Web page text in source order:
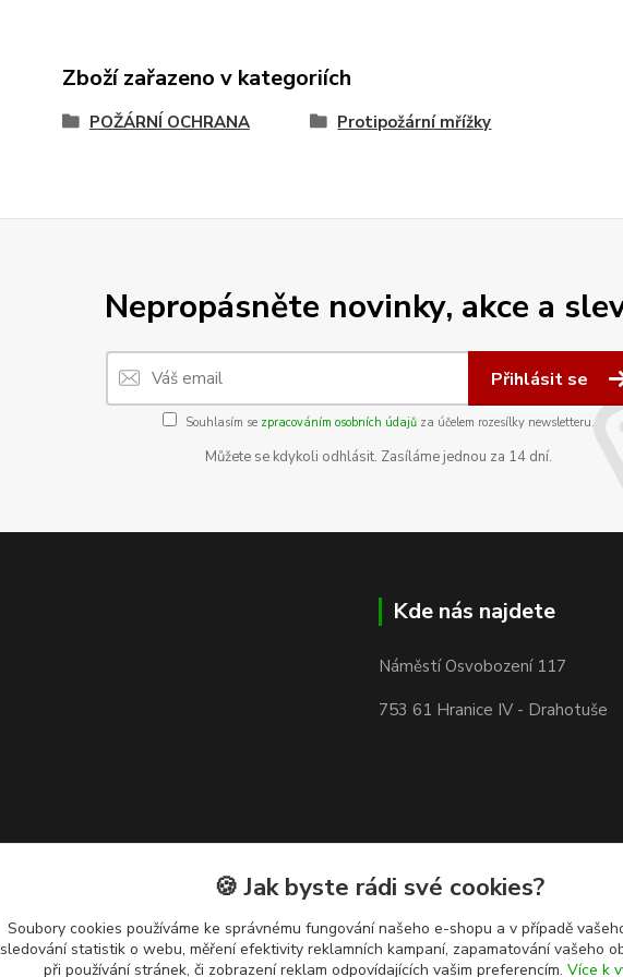
Zboží zařazeno v kategoriích
POŽÁRNÍ OCHRANA Protipožární mřížky
Nepropásněte novinky, akce a
Přihlásit se
Souhlasím se zpracováním osobních údajů za účelem rozesílky newsletteru.
Můžete se kdykoli odhlásit. Zasíláme jednou za 14 dní.
Kde nás najdete
Náměstí Osvobození 117
753 61 Hranice IV - Drahotuše
🍪 Jak byste rádi své cookies?
Soubory cookies používáme ke správnému fungování našeho e-shopu a v případě
sledování statistik o webu, měření efektivity reklamních kampaní, zapamatování vašeho
při používání stránek, či zobrazení reklam odpovídajících vašim preferencím. Více k